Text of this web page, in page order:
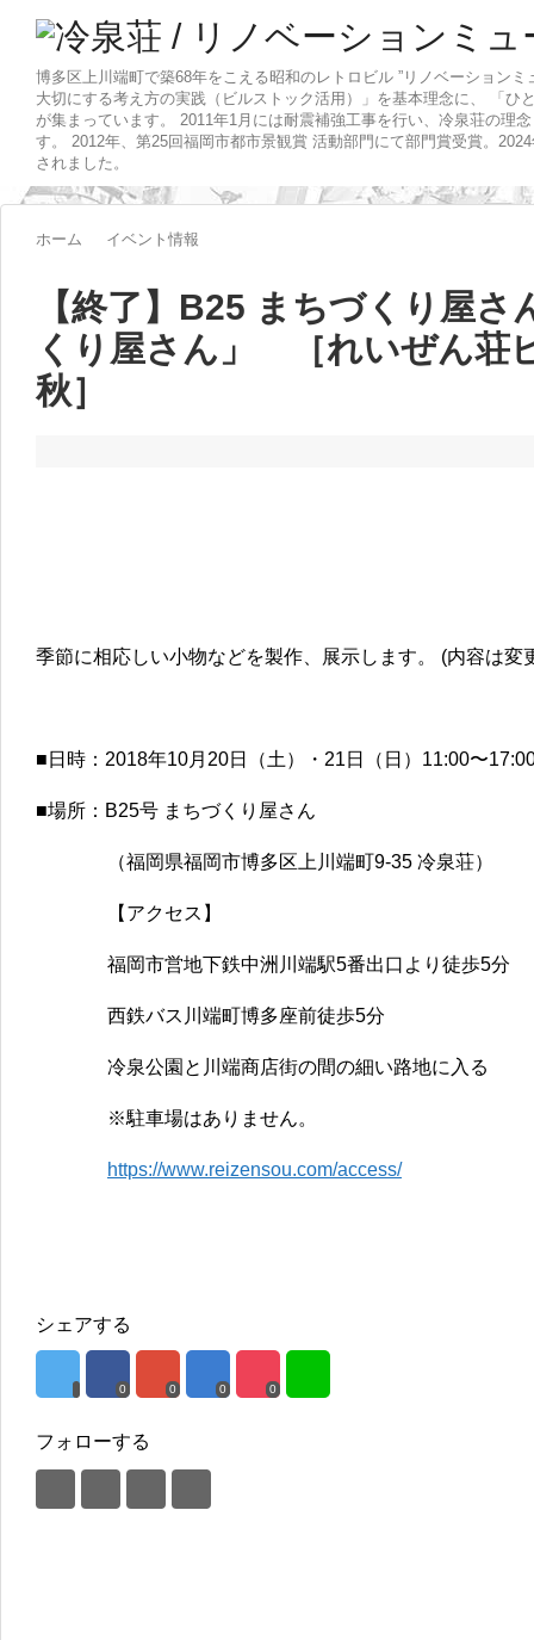
博多区上川端町で築68年をこえる昭和のレトロビル ”リノベーション
大切にする考え方の実践（ビルストック活用）」を基本理念に、 「ひ
が集まっています。 2011年1月には耐震補強工事を行い、冷泉荘の理
す。 2012年、第25回福岡市都市景観賞 活動部門にて部門賞受賞。
されました。
ホーム イベント情報
【終了】B25 まちづくり屋さ
くり屋さん」 ［れいぜん荘
秋］
季節に相応しい小物などを製作、展示します。 (内容は変
■日時：2018年10月20日（土）・21日（日）11:00〜
■場所：B25号 まちづくり屋さん
（福岡県福岡市博多区上川端町9-35 冷泉荘）
【アクセス】
福岡市営地下鉄中洲川端駅5番出口より徒歩5分
西鉄バス川端町博多座前徒歩5分
冷泉公園と川端商店街の間の細い路地に入る
※駐車場はありません。
https://www.reizensou.com/access/
シェアする
0 0 0 0
フォローする